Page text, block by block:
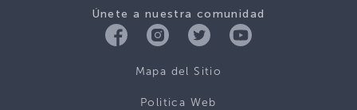
Únete a nuestra comunidad
Mapa del Sitio
Politica Web